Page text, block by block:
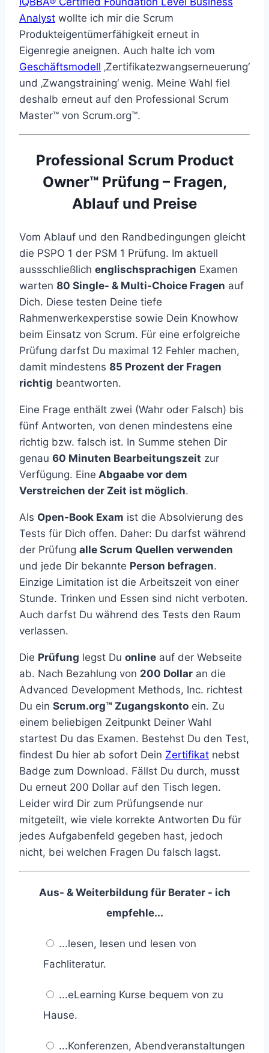
Analyst wollte ich mir die Scrum
Produkteigentümerfähigkeit erneut in
Eigenregie aneignen. Auch halte ich vom
Geschäftsmodell ‚Zertifikatezwangserneuerung‘
und ‚Zwangstraining‘ wenig. Meine Wahl fiel
deshalb erneut auf den Professional Scrum
Master™ von Scrum.org™.
Professional Scrum Product
Owner™ Prüfung – Fragen,
Ablauf und Preise
Vom Ablauf und den Randbedingungen gleicht
die PSPO 1 der PSM 1 Prüfung. Im aktuell
aussschließlich englischsprachigen Examen
warten 80 Single- & Multi-Choice Fragen auf
Dich. Diese testen Deine tiefe
Rahmenwerkexperstise sowie Dein Knowhow
beim Einsatz von Scrum. Für eine erfolgreiche
Prüfung darfst Du maximal 12 Fehler machen,
damit mindestens 85 Prozent der Fragen
richtig beantworten.
Eine Frage enthält zwei (Wahr oder Falsch) bis
fünf Antworten, von denen mindestens eine
richtig bzw. falsch ist. In Summe stehen Dir
genau 60 Minuten Bearbeitungszeit zur
Verfügung. Eine Abgaabe vor dem
Verstreichen der Zeit ist möglich.
Als Open-Book Exam ist die Absolvierung des
Tests für Dich offen. Daher: Du darfst während
der Prüfung alle Scrum Quellen verwenden
und jede Dir bekannte Person befragen.
Einzige Limitation ist die Arbeitszeit von einer
Stunde. Trinken und Essen sind nicht verboten.
Auch darfst Du während des Tests den Raum
verlassen.
Die Prüfung legst Du online auf der Webseite
ab. Nach Bezahlung von 200 Dollar an die
Advanced Development Methods, Inc. richtest
Du ein Scrum.org™ Zugangskonto ein. Zu
einem beliebigen Zeitpunkt Deiner Wahl
startest Du das Examen. Bestehst Du den Test,
findest Du hier ab sofort Dein Zertifikat nebst
Badge zum Download. Fällst Du durch, musst
Du erneut 200 Dollar auf den Tisch legen.
Leider wird Dir zum Prüfungsende nur
mitgeteilt, wie viele korrekte Antworten Du für
jedes Aufgabenfeld gegeben hast, jedoch
nicht, bei welchen Fragen Du falsch lagst.
Aus- & Weiterbildung für Berater - ich
empfehle...
...lesen, lesen und lesen von
Fachliteratur.
...eLearning Kurse bequem von zu
Hause.
...Konferenzen, Abendveranstaltungen